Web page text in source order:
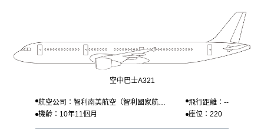
空中巴士A321
航空公司：智利南美航空（智利國家航空
）
飛行距離：--
機齡：10年11個月
座位：220